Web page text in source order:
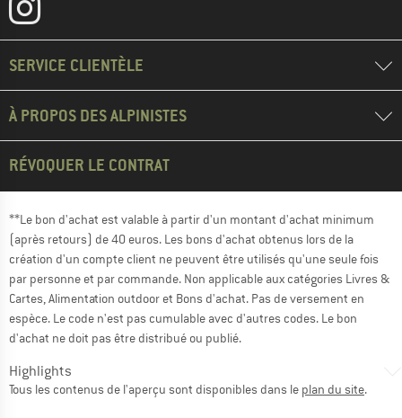
SERVICE CLIENTÈLE
À PROPOS DES ALPINISTES
RÉVOQUER LE CONTRAT
**Le bon d'achat est valable à partir d'un montant d'achat minimum
(après retours) de 40 euros. Les bons d'achat obtenus lors de la
création d'un compte client ne peuvent être utilisés qu'une seule fois
par personne et par commande. Non applicable aux catégories Livres &
Cartes, Alimentation outdoor et Bons d'achat. Pas de versement en
espèce. Le code n'est pas cumulable avec d'autres codes. Le bon
d'achat ne doit pas être distribué ou publié.
Highlights
Tous les contenus de l'aperçu sont disponibles dans le plan du site.